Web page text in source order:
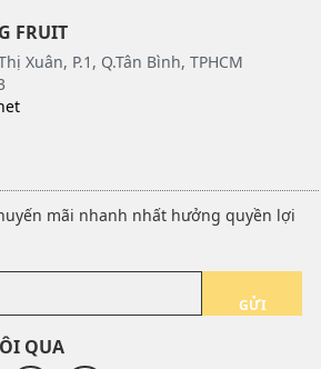
FRUIT
Xuân, P.1, Q.Tân Bình, TPHCM
mãi nhanh nhất hưởng quyền lợi
GỬI
QUA